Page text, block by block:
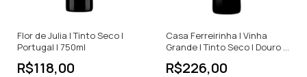
Flor de Julia | Tinto Seco |
Portugal | 750ml
R$118,00
Casa Ferreirinha | Vinha
Grande | Tinto Seco | Douro |
R$226,00